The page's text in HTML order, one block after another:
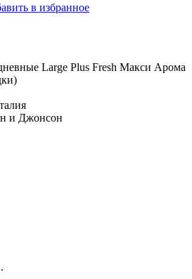
в избранное
Large Plus Fresh Макси Арома
и Джонсон